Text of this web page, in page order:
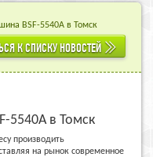
BSF-5540A в Томск
К СПИСКУ НОВОСТЕЙ
5540A в Томск
производить
на рынок современное